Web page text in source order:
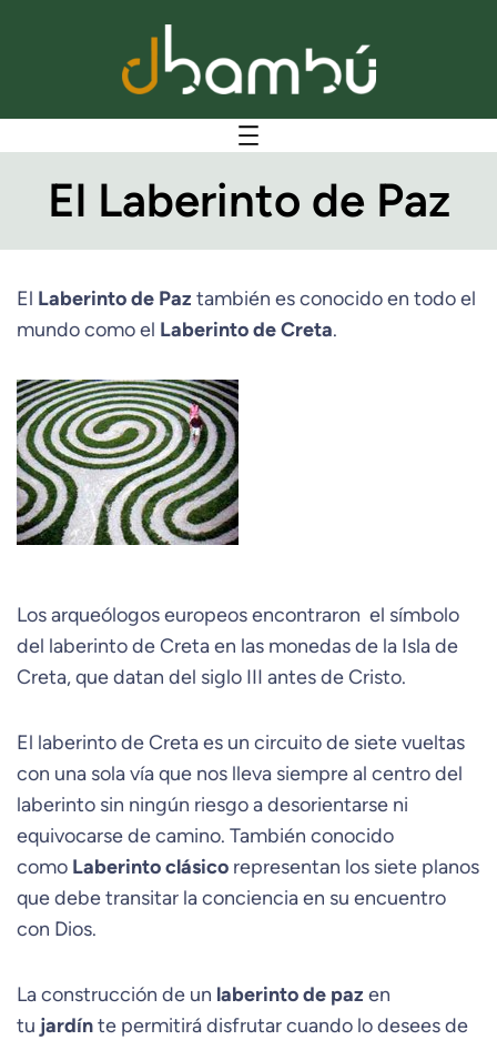
El Laberinto de Paz
El Laberinto de Paz también es conocido en todo el
mundo como el Laberinto de Creta.
Los arqueólogos europeos encontraron el símbolo
del laberinto de Creta en las monedas de la Isla de
Creta, que datan del siglo III antes de Cristo.
El laberinto de Creta es un circuito de siete vueltas
con una sola vía que nos lleva siempre al centro del
laberinto sin ningún riesgo a desorientarse ni
equivocarse de camino. También conocido
como Laberinto clásico representan los siete planos
que debe transitar la conciencia en su encuentro
con Dios.
La construcción de un laberinto de paz en
tu jardínte permitirá disfrutar cuando lo desees de